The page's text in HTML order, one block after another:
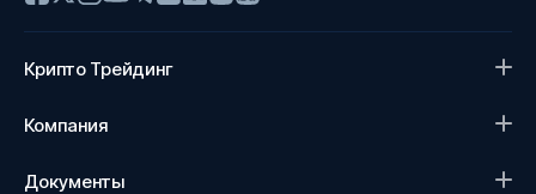
Крипто Трейдинг
Компания
Документы